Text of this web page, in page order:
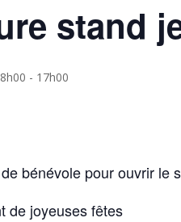
stand
- 17h00
bénévole pour ouvrir le
de joyeuses fêtes